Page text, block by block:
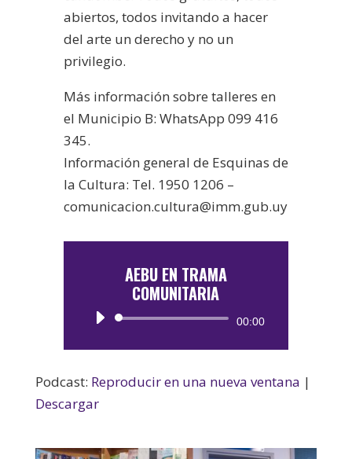
abiertos, todos invitando a hacer
del arte un derecho y no un
privilegio.
Más información sobre talleres en
el Municipio B: WhatsApp 099 416
345.
Información general de Esquinas de
la Cultura: Tel. 1950 1206 –
comunicacion.cultura@imm.gub.uy
AEBU EN TRAMA
COMUNITARIA
Reproductor
00:00
Podcast: Reproducir en una nueva ventana |
Descargar